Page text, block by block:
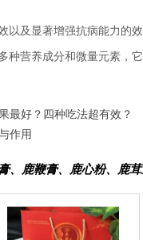
以及显著增强抗病能力的
种营养成分和微量元素，
最好？四种吃法超有效？
作用
、鹿鞭膏、鹿心粉、鹿